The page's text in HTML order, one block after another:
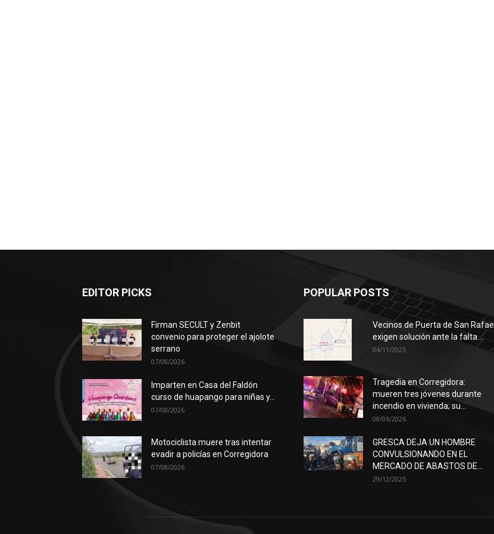
EDITOR PICKS
Firman SECULT y Zenbit
convenio para proteger el ajolote
serrano
07/08/2026
Imparten en Casa del Faldón
curso de huapango para niñas y...
07/08/2026
Motociclista muere tras intentar
evadir a policías en Corregidora
07/08/2026
POPULAR POSTS
Vecinos de Puerta de San Rafael
exigen solución ante la falta...
04/11/2025
Tragedia en Corregidora:
mueren tres jóvenes durante
incendio en vivienda; su...
08/06/2026
GRESCA DEJA UN HOMBRE
CONVULSIONANDO EN EL
MERCADO DE ABASTOS DE...
29/12/2025